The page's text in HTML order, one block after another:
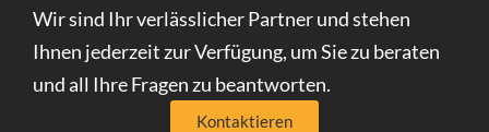
Wir sind Ihr verlässlicher Partner und stehen
Ihnen jederzeit zur Verfügung, um Sie zu beraten
und all Ihre Fragen zu beantworten.
Kontaktieren